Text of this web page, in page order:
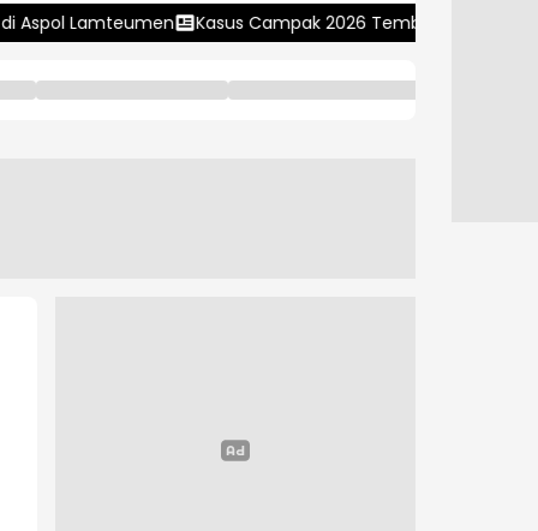
Campak 2026 Tembus 20 Ribu di 36 Provinsi, Kemenkes